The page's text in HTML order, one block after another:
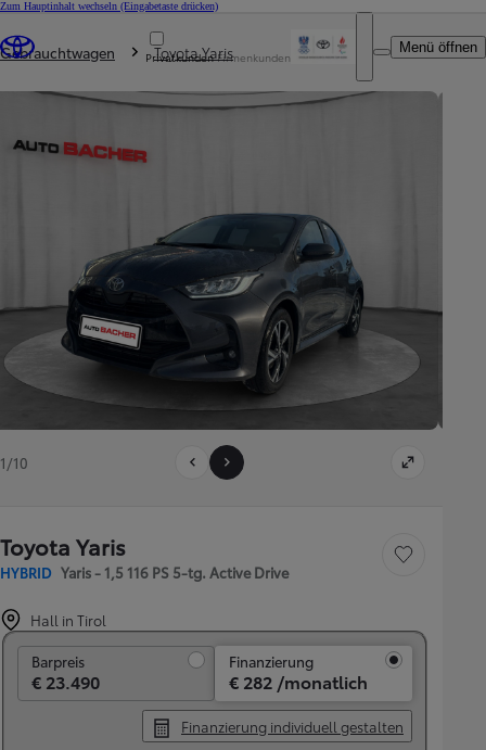
Zum Hauptinhalt wechseln (Eingabetaste drücken)
Privatkunden Firmenkunden
Menü öffnen
Du bist hier
Gebrauchtwagen Toyota Yaris
1/10
Toyota Yaris
HYBRID Yaris - 1,5 116 PS 5-tg. Active Drive
Fahrzeug speichern
Hall in Tirol
Barpreis
€ 23.490
Finanzierung
€ 282 /monatlich
Finanzierung individuell gestalten